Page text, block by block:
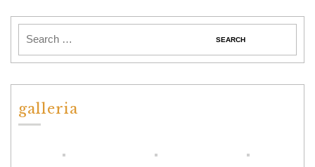
galleria